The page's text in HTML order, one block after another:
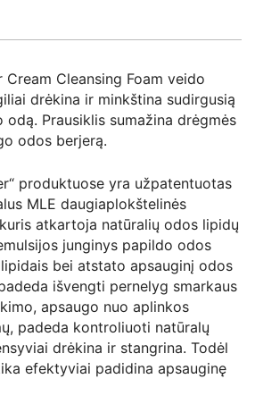
Cream Cleansing Foam veido
drėkina ir minkština sudirgusią
odą. Prausiklis sumažina drėgmės
odos berjerą.
produktuose yra užpatentuotas
MLE daugiaplokštelinės
atkartoja natūralių odos lipidų
junginys papildo odos
bei atstato apsauginį odos
išvengti pernelyg smarkaus
apsaugo nuo aplinkos
padeda kontroliuoti natūralų
drėkina ir stangrina. Todėl
efektyviai padidina apsauginę